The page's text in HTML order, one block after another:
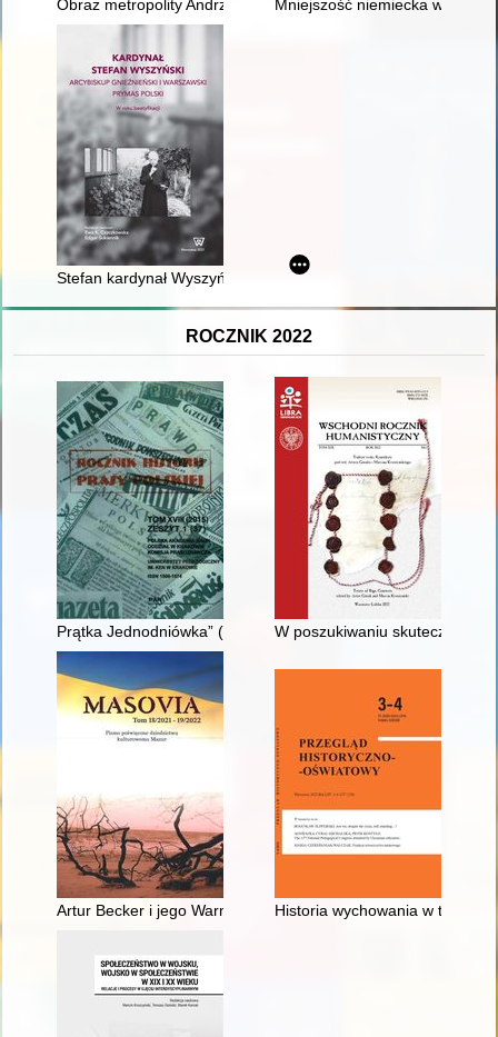
Obraz metropolity Andrzeja Szeptyckiego w propagandowej
Mniejszość niemiecka w
Stefan kardynał Wyszyński - trudne początki prymasostwa
ROCZNIK 2022
Prątka Jednodniówka” (1931-1935) : uzdrowiskowa
W poszukiwaniu skutecznej
Artur Becker i jego Warmia i MazuryHistoria wychowania w